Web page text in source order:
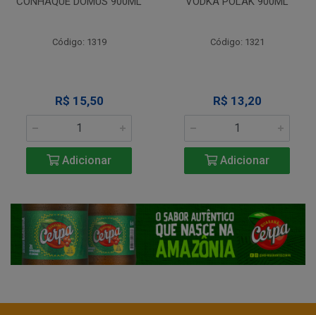
Código: 1319
R$ 15,50
Adicionar
Código: 1321
R$ 13,20
Adicionar